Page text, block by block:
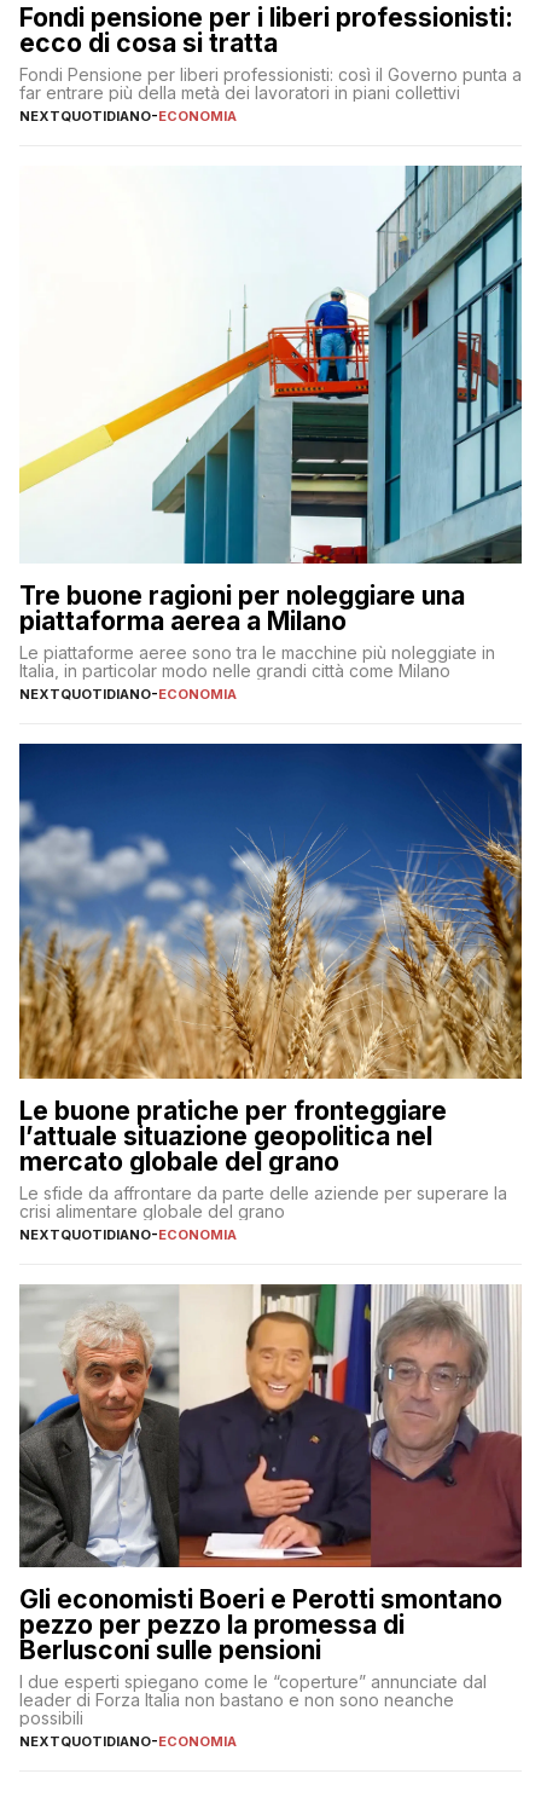
Fondi pensione per i liberi professionisti:
ecco di cosa si tratta
Fondi Pensione per liberi professionisti: così il Governo punta a
far entrare più della metà dei lavoratori in piani collettivi
NEXTQUOTIDIANO-ECONOMIA
Tre buone ragioni per noleggiare una
piattaforma aerea a Milano
Le piattaforme aeree sono tra le macchine più noleggiate in
Italia, in particolar modo nelle grandi città come Milano
NEXTQUOTIDIANO-ECONOMIA
Le buone pratiche per fronteggiare
l’attuale situazione geopolitica nel
mercato globale del grano
Le sfide da affrontare da parte delle aziende per superare la
crisi alimentare globale del grano
NEXTQUOTIDIANO-ECONOMIA
Gli economisti Boeri e Perotti smontano
pezzo per pezzo la promessa di
Berlusconi sulle pensioni
I due esperti spiegano come le “coperture” annunciate dal
leader di Forza Italia non bastano e non sono neanche
possibili
NEXTQUOTIDIANO-ECONOMIA